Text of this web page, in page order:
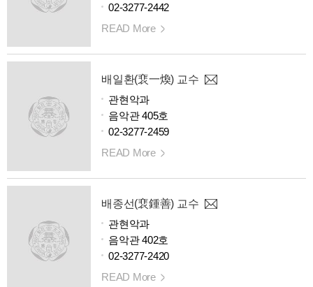
02-3277-2442
READ More
배일환(裵一煥) 교수
관현악과
음악관 405호
02-3277-2459
READ More
배종선(裵鍾善) 교수
관현악과
음악관 402호
02-3277-2420
READ More